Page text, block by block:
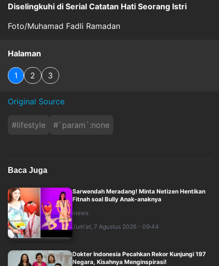
Diselingkuhi di Serial Catatan Hati Seorang Istri
Foto/Muhamad Fadli Ramadan
Halaman
1 2 3
Original Source
#lifestyle #`param`:none
Baca Juga
Sarwendah Meradang! Minta Netizen Hentikan
Fitnah soal Bully Anak-anaknya
inews
Jum'at, 7 Agustus 2026 - 09:44
Dokter Indonesia Pecahkan Rekor Kunjungi 197
Negara, Kisahnya Menginspirasi!